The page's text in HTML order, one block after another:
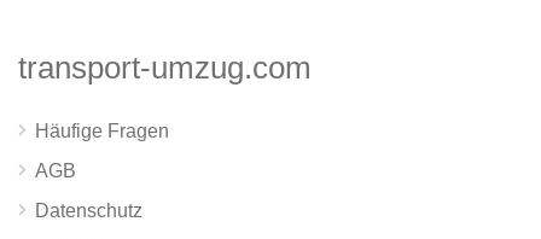
transport-umzug.com
Häufige Fragen
AGB
Datenschutz